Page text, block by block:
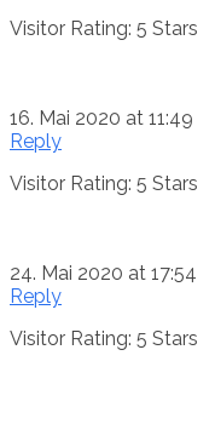
Visitor Rating: 5 Stars
16. Mai 2020 at 11:49
Reply
Visitor Rating: 5 Stars
24. Mai 2020 at 17:54
Reply
Visitor Rating: 5 Stars